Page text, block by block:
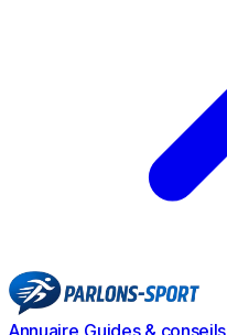
Annuaire Guides & conseils